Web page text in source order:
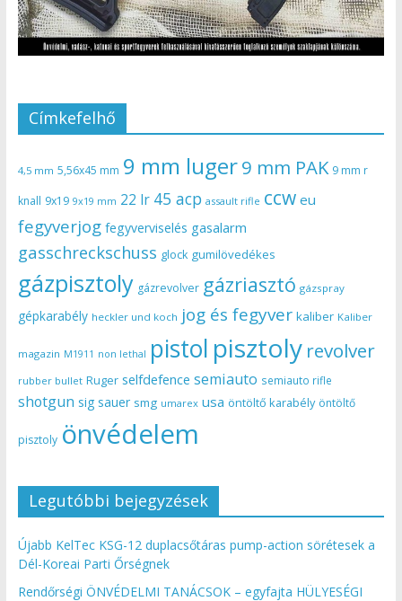
Címkefelhő
4,5 mm 5,56x45 mm 9 mm luger9 mm PAK 9 mm r
knall 9x19 9x19 mm 22 lr 45 acp assault rifle ccw eu
fegyverjog fegyverviselés gasalarm
gasschreckschuss glock gumilövedékes
gázpisztoly gázrevolver gázriasztó gázspray
gépkarabély heckler und koch jog és fegyver kaliber Kaliber
magazin M1911 non lethal pistol pisztoly revolver
rubber bullet Ruger selfdefence semiauto semiauto rifle
shotgun sig sauer smg umarex usa öntöltő karabély öntöltő
pisztoly önvédelem
Legutóbbi bejegyzések
Újabb KelTec KSG-12 duplacsőtáras pump-action sörétesek a
Dél-Koreai Parti Őrségnek
Rendőrségi ÖNVÉDELMI TANÁCSOK – egyfajta HÜLYESÉGI